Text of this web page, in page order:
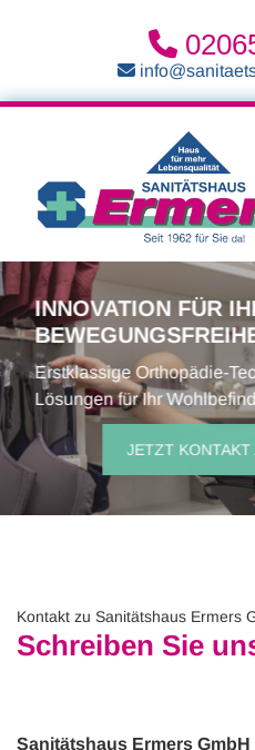


INNOVATION FÜR
Erstklassige Orthopädie-
Lösungen für Ihr
JETZT
Kontakt zu Sanitätshaus Ermers
Schreiben Sie
Sanitätshaus Ermers GmbH